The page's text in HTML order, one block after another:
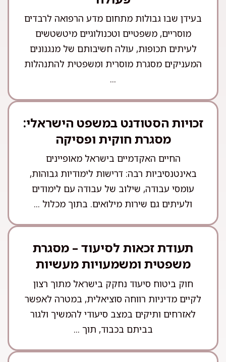
בעידן שבו גבולות מתחום מדע הרפואה לרבדים
מוסריים, משפטיים וטכנולוגיים מיטשטשים
לעיתים תכופות, עולה חשיבותם של מנגנונים
המעניקים מסגרת מוסרית ומשפטית להתנהלות
...
זכויות הסטודנט במשפט הישראלי:
מסגרת חוקית ופסיקה
החיים האקדמיים בישראל מאופיינים
באינטנסיביות רבה: דרישות לימודיות גבוהות,
עומסי עבודה, שילוב של עבודה עם לימודים
ולעיתים גם שירות מילואים. בתוך מכלול ...
תעודת זכאות לסיעוד – מסגרת
משפטית ומשמעויות מעשיות
חוק ביטוח סיעוד נחקק בישראל מתוך רצון
לקיים מדיניות רווחה סוציאלית, במטרה לאפשר
לאזרחים ותיקים במצב סיעודי להמשיך ולגור
בביתם בכבוד, תוך ...